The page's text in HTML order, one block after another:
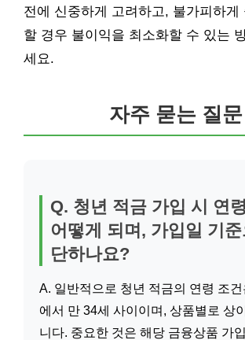
전에 신중하게 고려하고, 불가피하게
할 경우 불이익을 최소화할 수 있는
세요.
자주 묻는 질문
Q. 청년 적금 가입 시 연
어떻게 되며, 가입일 기
단하나요?
A. 일반적으로 청년 적금의 연령 조건
에서 만 34세 사이이며, 상품별로 상
니다. 중요한 것은 해당 금융상품 가